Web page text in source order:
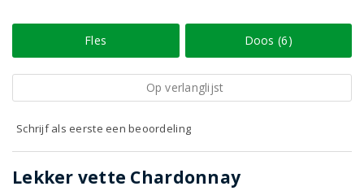
Fles Doos (6)
Op verlanglijst
Schrijf als eerste een beoordeling
Lekker vette Chardonnay